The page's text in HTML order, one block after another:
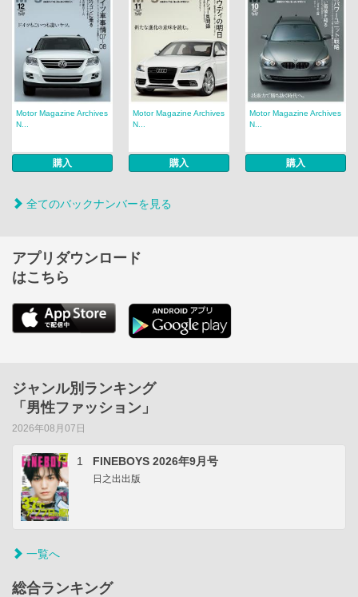
Motor Magazine Archives
N...
購入
Motor Magazine Archives
N...
購入
Motor Magazine Archives
N...
購入
全てのバックナンバーを見る
アプリダウンロード
はこちら
ジャンル別ランキング
「男性ファッション」
2026年08月07日
1 FINEBOYS 2026年9月号
日之出出版
一覧へ
総合ランキング